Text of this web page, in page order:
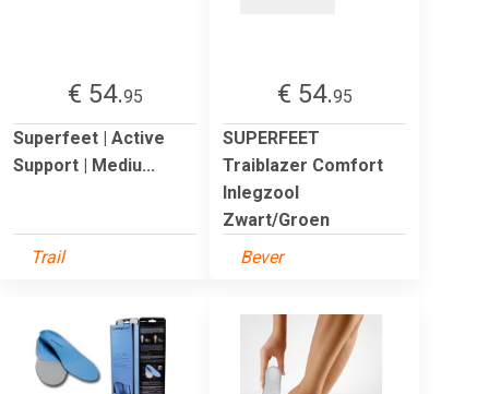
€ 54.95
Superfeet | Active
Support | Mediu...
Trail
€ 54.95
SUPERFEET
Traiblazer Comfort
Inlegzool
Zwart/Groen
Bever